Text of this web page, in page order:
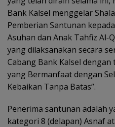
Bank Kalsel menggelar
Pemberian Santunan
Asuhan dan Anak Tahfiz Al-
yang dilaksanakan secara
Cabang Bank Kalsel dengan
yang Bermanfaat dengan
Kebaikan Tanpa Batas”.
Penerima santunan adalah
kategori 8 (delapan) Asnaf